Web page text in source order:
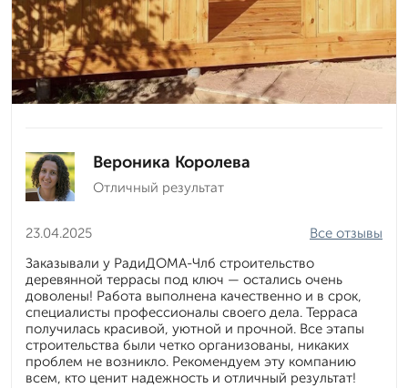
Вероника Королева
Отличный результат
23.04.2025
Все отзывы
Заказывали у РадиДОМА-Члб строительство
деревянной террасы под ключ — остались очень
доволены! Работа выполнена качественно и в срок,
специалисты профессионалы своего дела. Терраса
получилась красивой, уютной и прочной. Все этапы
строительства были четко организованы, никаких
проблем не возникло. Рекомендуем эту компанию
всем, кто ценит надежность и отличный результат!